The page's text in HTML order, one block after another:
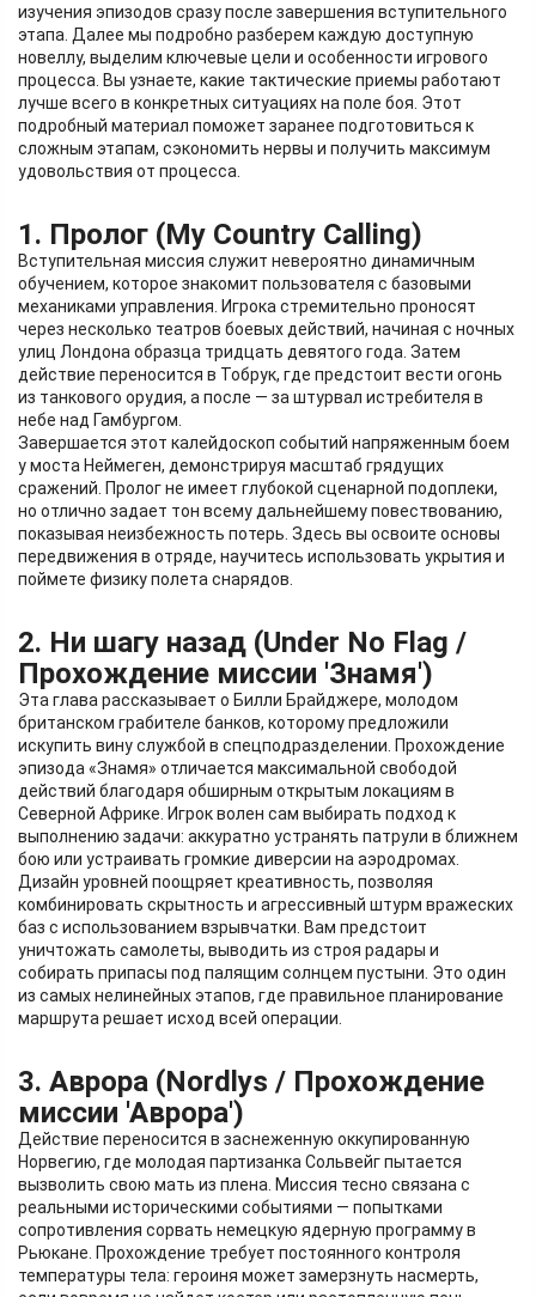
изучения эпизодов сразу после завершения вступительного
этапа. Далее мы подробно разберем каждую доступную
новеллу, выделим ключевые цели и особенности игрового
процесса. Вы узнаете, какие тактические приемы работают
лучше всего в конкретных ситуациях на поле боя. Этот
подробный материал поможет заранее подготовиться к
сложным этапам, сэкономить нервы и получить максимум
удовольствия от процесса.
1. Пролог (My Country Calling)
Вступительная миссия служит невероятно динамичным
обучением, которое знакомит пользователя с базовыми
механиками управления. Игрока стремительно проносят
через несколько театров боевых действий, начиная с ночных
улиц Лондона образца тридцать девятого года. Затем
действие переносится в Тобрук, где предстоит вести огонь
из танкового орудия, а после — за штурвал истребителя в
небе над Гамбургом.
Завершается этот калейдоскоп событий напряженным боем
у моста Неймеген, демонстрируя масштаб грядущих
сражений. Пролог не имеет глубокой сценарной подоплеки,
но отлично задает тон всему дальнейшему повествованию,
показывая неизбежность потерь. Здесь вы освоите основы
передвижения в отряде, научитесь использовать укрытия и
поймете физику полета снарядов.
2. Ни шагу назад (Under No Flag /
Прохождение миссии 'Знамя')
Эта глава рассказывает о Билли Брайджере, молодом
британском грабителе банков, которому предложили
искупить вину службой в спецподразделении. Прохождение
эпизода «Знамя» отличается максимальной свободой
действий благодаря обширным открытым локациям в
Северной Африке. Игрок волен сам выбирать подход к
выполнению задачи: аккуратно устранять патрули в ближнем
бою или устраивать громкие диверсии на аэродромах.
Дизайн уровней поощряет креативность, позволяя
комбинировать скрытность и агрессивный штурм вражеских
баз с использованием взрывчатки. Вам предстоит
уничтожать самолеты, выводить из строя радары и
собирать припасы под палящим солнцем пустыни. Это один
из самых нелинейных этапов, где правильное планирование
маршрута решает исход всей операции.
3. Аврора (Nordlys / Прохождение
миссии 'Аврора')
Действие переносится в заснеженную оккупированную
Норвегию, где молодая партизанка Сольвейг пытается
вызволить свою мать из плена. Миссия тесно связана с
реальными историческими событиями — попытками
сопротивления сорвать немецкую ядерную программу в
Рьюкане. Прохождение требует постоянного контроля
температуры тела: героиня может замерзнуть насмерть,